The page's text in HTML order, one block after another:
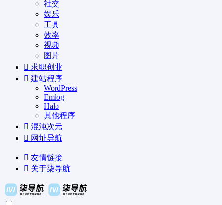
社交
娱乐
工具
效率
视频
图片
求职创业
建站程序
WordPress
Emlog
Halo
其他程序
混沌次元
网址导航
友情链接
关于柒导航